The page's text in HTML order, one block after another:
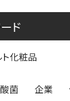
ド
ト化粧品
菌 企業